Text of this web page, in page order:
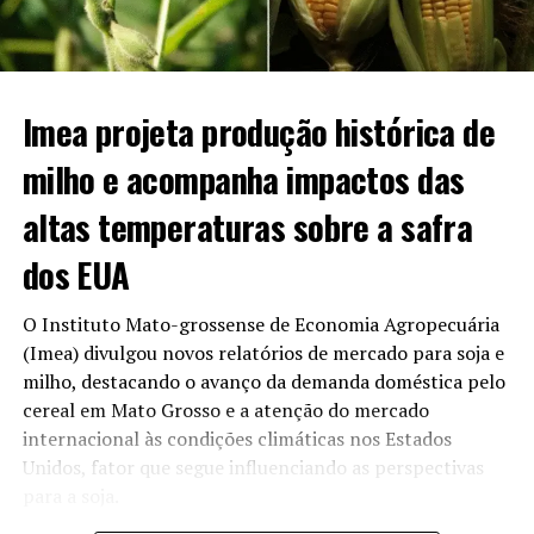
revendedores do estado, onde a média semanal baixou
para R$ 3,74 por litro.
apresenta os seguintes destaques:
Vantagem no varejo:Com média de R$ 3,74/l, os
postos mato-grossenses perdem em preço baixo
apenas para São Paulo (R$ 3,70/l).
Comparativo anual:
representa um recuo de 5,79% em relação ao
mesmo período de 2025, quando o litro custava R$
3,97.
Volume de produção:O estado mantém o
segundo lugar no ranking de fabricação de
combustível limpo no país, ficando atrás apenas do
Imea projeta produção histórica de
milho e acompanha impactos das
altas temperaturas sobre a safra
dos EUA
O Instituto Mato-grossense de Economia Agropecuária
(Imea) divulgou novos relatórios de mercado para soja e
milho, destacando o avanço da demanda doméstica pelo
cereal em Mato Grosso e a atenção do mercado
internacional às condições climáticas nos Estados
Unidos, fator que segue influenciando as perspectivas